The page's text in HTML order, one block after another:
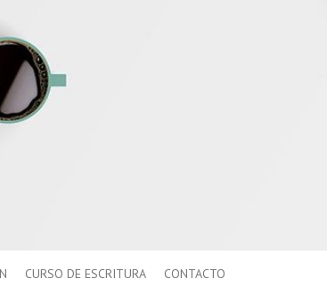
CURSO DE ESCRITURA CONTACTO